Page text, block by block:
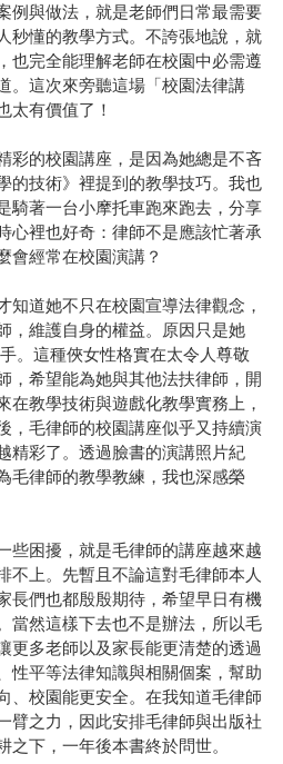
例與做法，就是老師們日常最需要
秒懂的教學方式。不誇張地說，就
也完全能理解老師在校園中必需遵
。這次來旁聽這場「校園法律講
太有價值了！
彩的校園講座，是因為她總是不吝
的技術》裡提到的教學技巧。我也
騎著一台小摩托車跑來跑去，分享
心裡也好奇：律師不是應該忙著承
會經常在校園演講？
知道她不只在校園宣導法律觀念，
，維護自身的權益。原因只是她
。這種俠女性格實在太令人尊敬
，希望能為她與其他法扶律師，開
在教學技術與遊戲化教學實務上，
，毛律師的校園講座似乎又持續演
精彩了。透過臉書的演講照片紀
毛律師的教學教練，我也深感榮
些困擾，就是毛律師的講座越來越
不上。先暫且不論這對毛律師本人
長們也都殷殷期待，希望早日有機
當然這樣下去也不是辦法，所以毛
更多老師以及家長能更清楚的透過
性平等法律知識與相關個案，幫助
、校園能更安全。在我知道毛律師
臂之力，因此安排毛律師與出版社
下，一年後本書終於問世。